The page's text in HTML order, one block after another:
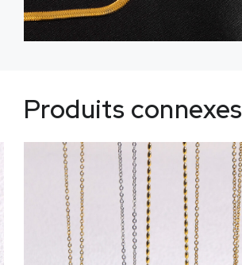
Produits connexes